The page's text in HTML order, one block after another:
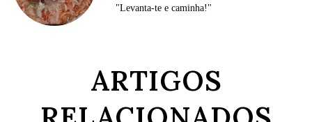
"Levanta-te e caminha!"
ARTIGOS